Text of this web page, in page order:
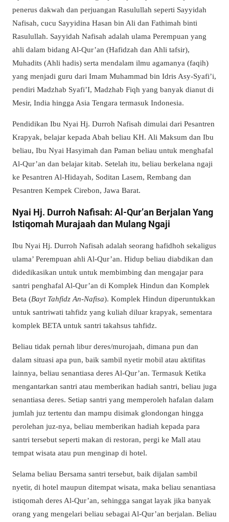
penerus dakwah dan perjuangan Rasulullah seperti Sayyidah
Nafisah, cucu Sayyidina Hasan bin Ali dan Fathimah binti
Rasulullah. Sayyidah Nafisah adalah ulama Perempuan yang
ahli dalam bidang Al-Qur’an (Hafidzah dan Ahli tafsir),
Muhadits (Ahli hadis) serta mendalam ilmu agamanya (faqih)
yang menjadi guru dari Imam Muhammad bin Idris Asy-Syafi’i,
pendiri Madzhab Syafi’I, Madzhab Fiqh yang banyak dianut di
Mesir, India hingga Asia Tengara termasuk Indonesia.
Pendidikan Ibu Nyai Hj. Durroh Nafisah dimulai dari Pesantren
Krapyak, belajar kepada Abah beliau KH. Ali Maksum dan Ibu
beliau, Ibu Nyai Hasyimah dan Paman beliau untuk menghafal
Al-Qur’an dan belajar kitab. Setelah itu, beliau berkelana ngaji
ke Pesantren Al-Hidayah, Soditan Lasem, Rembang dan
Pesantren Kempek Cirebon, Jawa Barat.
Nyai Hj. Durroh Nafisah: Al-Qur’an Berjalan Yang
Istiqomah Murajaah dan Mulang Ngaji
Ibu Nyai Hj. Durroh Nafisah adalah seorang hafidhoh sekaligus
ulama’ Perempuan ahli Al-Qur’an. Hidup beliau diabdikan dan
didedikasikan untuk untuk membimbing dan mengajar para
santri penghafal Al-Qur’an di Komplek Hindun dan Komplek
Beta (Bayt Tahfidz An-Nafisa). Komplek Hindun diperuntukkan
untuk santriwati tahfidz yang kuliah diluar krapyak, sementara
komplek BETA untuk santri takahsus tahfidz.
Beliau tidak pernah libur deres/murojaah, dimana pun dan
dalam situasi apa pun, baik sambil nyetir mobil atau aktifitas
lainnya, beliau senantiasa deres Al-Qur’an. Termasuk Ketika
mengantarkan santri atau memberikan hadiah santri, beliau juga
senantiasa deres. Setiap santri yang memperoleh hafalan dalam
jumlah juz tertentu dan mampu disimak glondongan hingga
perolehan juz-nya, beliau memberikan hadiah kepada para
santri tersebut seperti makan di restoran, pergi ke Mall atau
tempat wisata atau pun menginap di hotel.
Selama beliau Bersama santri tersebut, baik dijalan sambil
nyetir, di hotel maupun ditempat wisata, maka beliau senantiasa
istiqomah deres Al-Qur’an, sehingga sangat layak jika banyak
orang yang mengelari beliau sebagai Al-Qur’an berjalan. Beliau